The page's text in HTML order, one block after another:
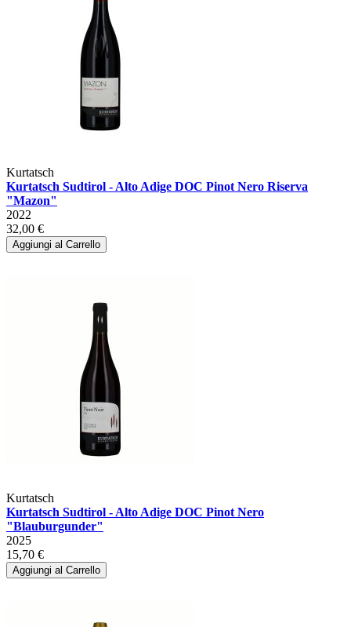
Kurtatsch
Kurtatsch Sudtirol - Alto Adige DOC Pinot Nero Riserva
"Mazon"
2022
32,00 €
Aggiungi al Carrello
Kurtatsch
Kurtatsch Sudtirol - Alto Adige DOC Pinot Nero
"Blauburgunder"
2025
15,70 €
Aggiungi al Carrello